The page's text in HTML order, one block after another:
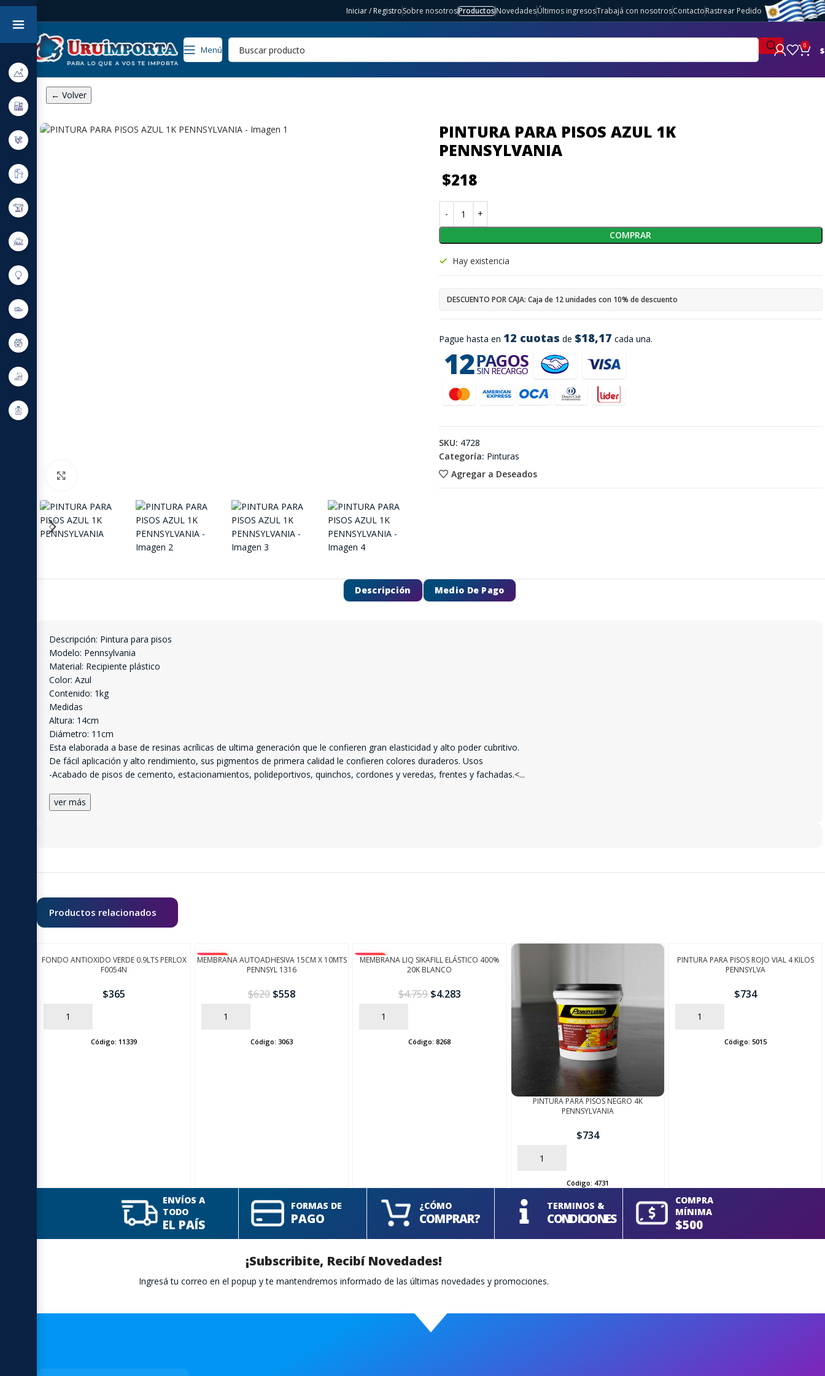
Iniciar / RegistroSobre nosotrosProductosNovedadesÚltimos ingresosTrabajá con nosotrosContactoRastrear Pedido
Menú 0 $
← Volver
PINTURA PARA PISOS AZUL 1K
PENNSYLVANIA
$218
Pague hasta en 12 cuotas de $18,17 cada una.
Hay existencia
DESCUENTO POR CAJA: Caja de 12 unidades con 10% de descuento
COMPRAR
Agregar a Deseados
SKU: 4728
Categoría: Pinturas
Descripción Medio De Pago
Descripción: Pintura para pisos
Modelo: Pennsylvania
Material: Recipiente plástico
Color: Azul
Contenido: 1kg
Medidas
Altura: 14cm
Diámetro: 11cm
Esta elaborada a base de resinas acrílicas de ultima generación que le confieren gran elasticidad y alto poder cubritivo.
De fácil aplicación y alto rendimiento, sus pigmentos de primera calidad le confieren colores duraderos. Usos
-Acabado de pisos de cemento, estacionamientos, polideportivos, quinchos, cordones y veredas, frentes y fachadas.<...
ver más
Productos relacionados
FONDO ANTIOXIDO VERDE 0.9LTS PERLOX
F0054N
$365
AÑADIR
Código:11339
-10%
MEMBRANA AUTOADHESIVA 15CM X 10MTS
PENNSYL 1316
$620 $558
AÑADIR
Código:3063
-10%
MEMBRANA LIQ SIKAFILL ELÁSTICO 400%
20K BLANCO
$4.759 $4.283
AÑADIR
Código:8268
PINTURA PARA PISOS NEGRO 4K
PENNSYLVANIA
$734
AÑADIR
Código: 4731
PINTURA PARA PISOS ROJO VIAL 4 KILOS
PENNSYLVA
$734
AÑADIR
Código: 5015
ENVÍOS A
TODO
EL PAÍS
FORMAS DE
PAGO
¿CÓMO
COMPRAR?
TERMINOS &
CONDICIONES
COMPRA
MÍNIMA
$500
¡Subscribite, Recibí Novedades!
Ingresá tu correo en el popup y te mantendremos informado de las últimas novedades y promociones.